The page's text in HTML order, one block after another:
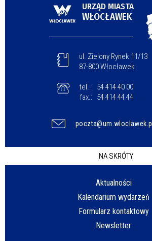
URZĄD MIASTA
WŁOCŁAWEK
ul. Zielony Rynek 11/13
87-800 Włocławek
tel.:
54 414 40 00
fax.:
54 414 44 44
poczta@um.wloclawek.pl
NA SKRÓTY
Aktualności
Kalendarium wydarzeń
Formularz kontaktowy
Newsletter